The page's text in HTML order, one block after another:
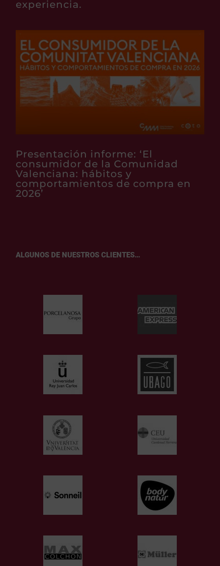
experiencia.
Presentación informe: ‘El
consumidor de la Comunidad
Valenciana: hábitos y
comportamientos de compra en
2026’
ALGUNOS DE NUESTROS CLIENTES…